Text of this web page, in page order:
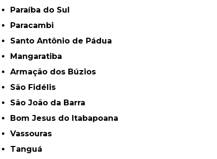
Paraíba do Sul
Paracambi
Santo Antônio de Pádua
Mangaratiba
Armação dos Búzios
São Fidélis
São João da Barra
Bom Jesus do Itabapoana
Vassouras
Tanguá